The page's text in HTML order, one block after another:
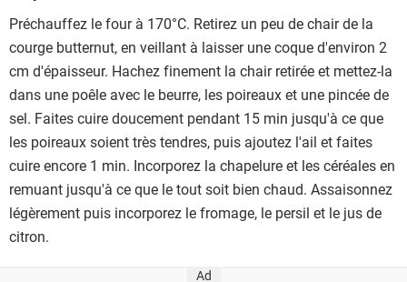
Préchauffez le four à 170°C. Retirez un peu de chair de la
courge butternut, en veillant à laisser une coque d'environ 2
cm d'épaisseur. Hachez finement la chair retirée et mettez-la
dans une poêle avec le beurre, les poireaux et une pincée de
sel. Faites cuire doucement pendant 15 min jusqu'à ce que
les poireaux soient très tendres, puis ajoutez l'ail et faites
cuire encore 1 min. Incorporez la chapelure et les céréales en
remuant jusqu'à ce que le tout soit bien chaud. Assaisonnez
légèrement puis incorporez le fromage, le persil et le jus de
citron.
Ad